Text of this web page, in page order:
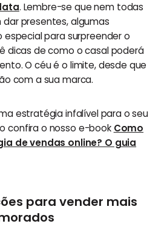
. Lembre-se que nem todas
presentes, algumas
para surpreender o
dicas de como o casal poderá
O céu é o limite, desde que
com a sua marca.
estratégia infalível para o seu
confira o nosso e-book Como
de vendas online? O guia
para vender mais